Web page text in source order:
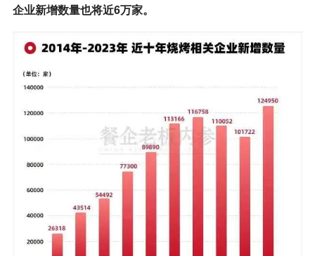
企业新增数量也将近6万家。